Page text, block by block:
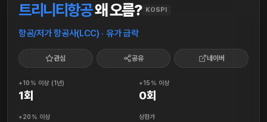
트리니티항공왜 오름? KOSPI
항공/저가 항공사(LCC) · 유가 급락
관심 공유 네이버
+10% 이상 (1년)
1회
+15% 이상
0회
+20% 이상 상한가